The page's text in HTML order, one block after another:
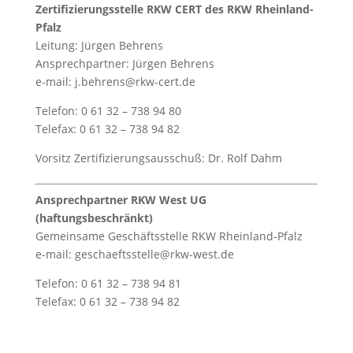
Zertifizierungsstelle RKW CERT des RKW Rheinland-
Pfalz
Leitung: Jürgen Behrens
Ansprechpartner: Jürgen Behrens
e-mail: j.behrens@rkw-cert.de
Telefon: 0 61 32 – 738 94 80
Telefax: 0 61 32 – 738 94 82
Vorsitz Zertifizierungsausschuß: Dr. Rolf Dahm
Ansprechpartner RKW West UG
(haftungsbeschränkt)
Gemeinsame Geschäftsstelle RKW Rheinland-Pfalz
e-mail: geschaeftsstelle@rkw-west.de
Telefon: 0 61 32 – 738 94 81
Telefax: 0 61 32 – 738 94 82